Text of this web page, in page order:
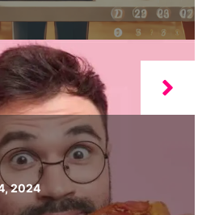
2024